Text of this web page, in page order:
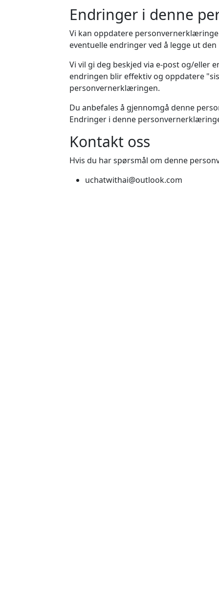
Endringer i denne
Vi kan oppdatere
eventuelle endringer ved å legge ut
Vi vil gi deg beskjed via e-post og/eller
endringen blir effektiv og oppdatere
personvernerklæringen.
Du anbefales å gjennomgå denne
Endringer i denne
Kontakt oss
Hvis du har spørsmål om denne
uchatwithai@outlook.com